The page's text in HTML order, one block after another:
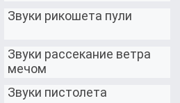
Звуки рикошета пули
Звуки рассекание ветра
мечом
Звуки пистолета